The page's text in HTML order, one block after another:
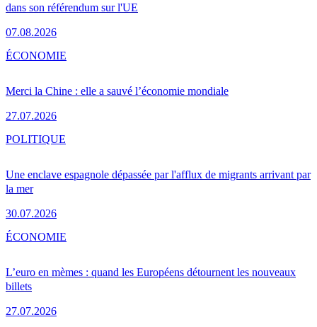
dans son référendum sur l'UE
07.08.2026
Merci la Chine : elle a sauvé l’économie mondiale
27.07.2026
ÉCONOMIE
Une enclave espagnole dépassée par l'afflux de migrants arrivant par
la mer
30.07.2026
POLITIQUE
L’euro en mèmes : quand les Européens détournent les nouveaux
billets
27.07.2026
ÉCONOMIE